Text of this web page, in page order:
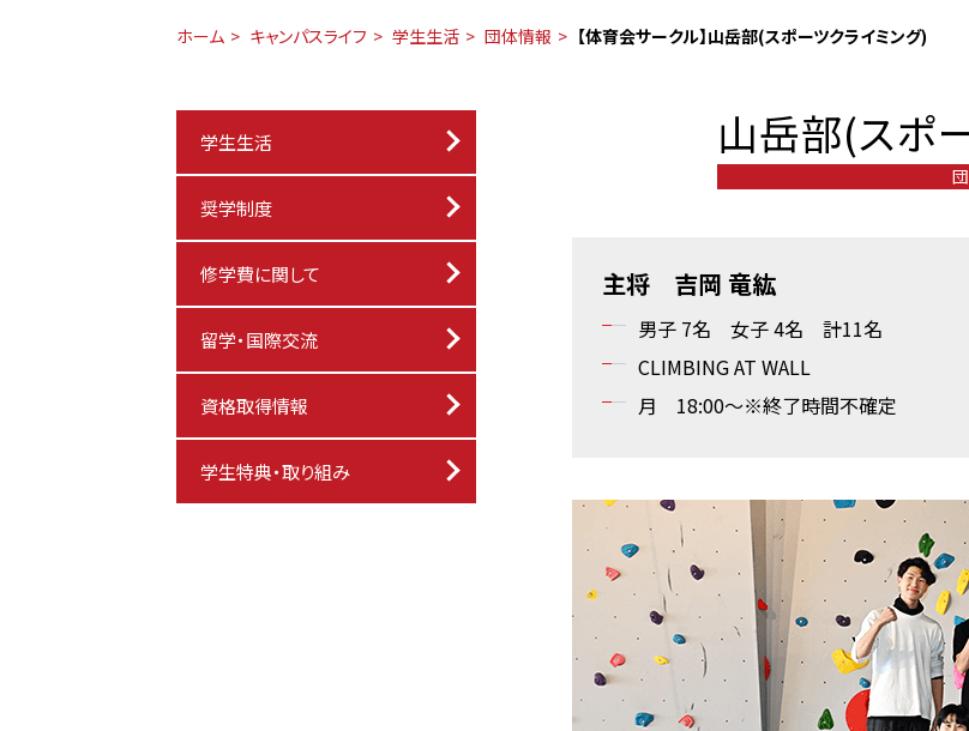
ホーム キャンパスライフ 学生生活 団体情報 【体育会サークル】山岳部(スポーツクライミング)
山岳部(スポ
主将 吉岡 竜紘
男子 7名 女子 4名 計11名
CLIMBING AT WALL
月 18:00～※終了時間不確定
学生生活
奨学制度
修学費に関して
留学・国際交流
資格取得情報
学生特典・取り組み